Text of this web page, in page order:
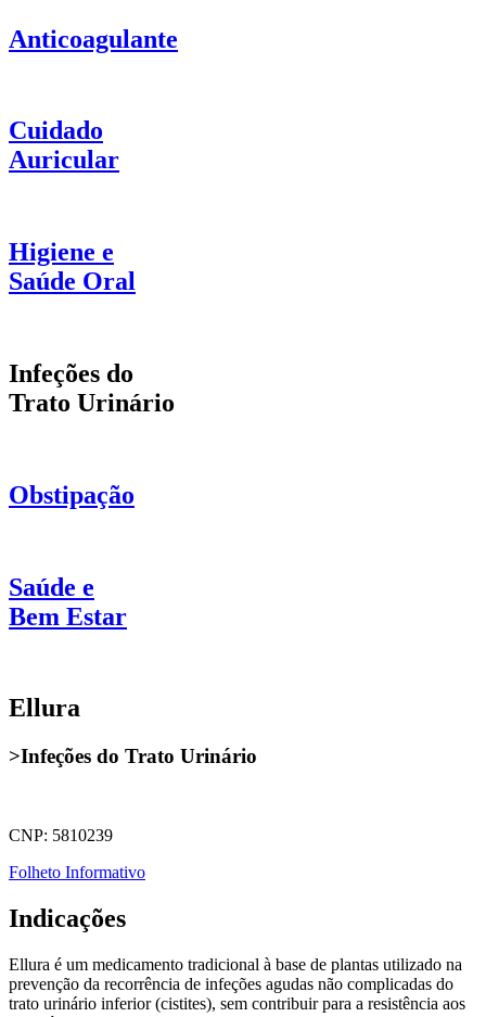
Anticoagulante
Cuidado
Auricular
Higiene e
Saúde Oral
Infeções do
Trato Urinário
Obstipação
Saúde e
Bem Estar
Ellura
>Infeções do Trato Urinário
CNP: 5810239
Folheto Informativo
Indicações
Ellura é um medicamento tradicional à base de plantas utilizado na
prevenção da recorrência de infeções agudas não complicadas do
trato urinário inferior (cistites), sem contribuir para a resistência aos